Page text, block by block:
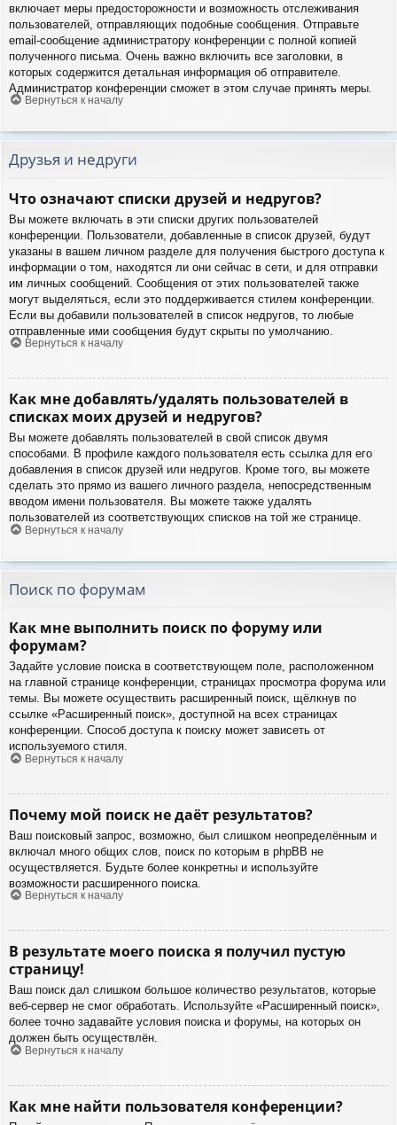
включает меры предосторожности и возможность отслеживания
пользователей, отправляющих подобные сообщения. Отправьте
email-сообщение администратору конференции с полной копией
полученного письма. Очень важно включить все заголовки, в
которых содержится детальная информация об отправителе.
Администратор конференции сможет в этом случае принять меры.
Вернуться к началу
Друзья и недруги
Что означают списки друзей и недругов?
Вы можете включать в эти списки других пользователей
конференции. Пользователи, добавленные в список друзей, будут
указаны в вашем личном разделе для получения быстрого доступа к
информации о том, находятся ли они сейчас в сети, и для отправки
им личных сообщений. Сообщения от этих пользователей также
могут выделяться, если это поддерживается стилем конференции.
Если вы добавили пользователей в список недругов, то любые
отправленные ими сообщения будут скрыты по умолчанию.
Вернуться к началу
Как мне добавлять/удалять пользователей в
списках моих друзей и недругов?
Вы можете добавлять пользователей в свой список двумя
способами. В профиле каждого пользователя есть ссылка для его
добавления в список друзей или недругов. Кроме того, вы можете
сделать это прямо из вашего личного раздела, непосредственным
вводом имени пользователя. Вы можете также удалять
пользователей из соответствующих списков на той же странице.
Вернуться к началу
Поиск по форумам
Как мне выполнить поиск по форуму или
форумам?
Задайте условие поиска в соответствующем поле, расположенном
на главной странице конференции, страницах просмотра форума или
темы. Вы можете осуществить расширенный поиск, щёлкнув по
ссылке «Расширенный поиск», доступной на всех страницах
конференции. Способ доступа к поиску может зависеть от
используемого стиля.
Вернуться к началу
Почему мой поиск не даёт результатов?
Ваш поисковый запрос, возможно, был слишком неопределённым и
включал много общих слов, поиск по которым в phpBB не
осуществляется. Будьте более конкретны и используйте
возможности расширенного поиска.
Вернуться к началу
В результате моего поиска я получил пустую
страницу!
Ваш поиск дал слишком большое количество результатов, которые
веб-сервер не смог обработать. Используйте «Расширенный поиск»,
более точно задавайте условия поиска и форумы, на которых он
должен быть осуществлён.
Вернуться к началу
Как мне найти пользователя конференции?